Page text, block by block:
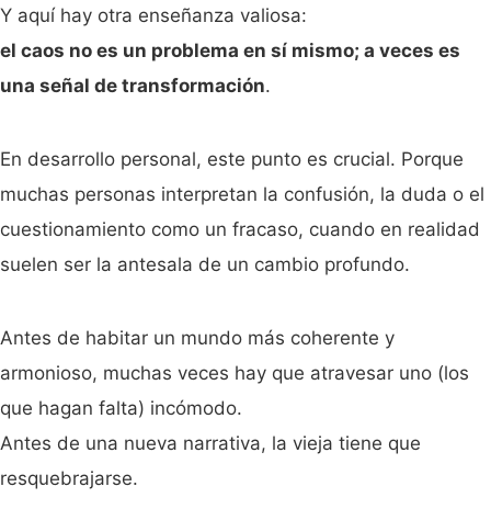
Y aquí hay otra enseñanza valiosa:
el caos no es un problema en sí mismo; a veces es
una señal de transformación.
En desarrollo personal, este punto es crucial. Porque
muchas personas interpretan la confusión, la duda o el
cuestionamiento como un fracaso, cuando en realidad
suelen ser la antesala de un cambio profundo.
Antes de habitar un mundo más coherente y
armonioso, muchas veces hay que atravesar uno (los
que hagan falta) incómodo.
Antes de una nueva narrativa, la vieja tiene que
resquebrajarse.